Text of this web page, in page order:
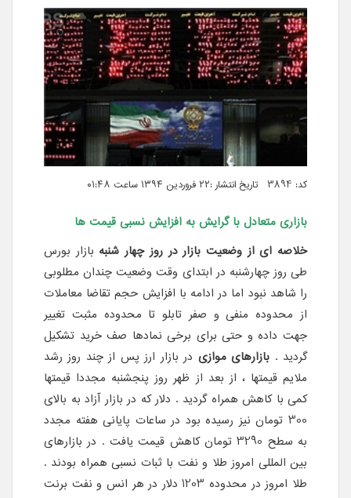
کد: 3894 تاریخ انتشار :۲۲ فروردین ۱۳۹۴ ساعت ۰۱:۴۸
بازاری متعادل با گرایش به افزایش نسبی قیمت ها
خلاصه ای از وضعیت بازار در روز چهار شنبه بازار بورس
طی روز چهارشنبه در ابتدای وقت وضعیت چندان مطلوبی
را شاهد نبود اما در ادامه با افزایش حجم تقاضا معاملات
از محدوده منفی و صفر تابلو تا محدوده مثبت تغییر
جهت داده و حتی برای برخی نمادها صف خرید تشکیل
گردید . بازارهای موازی در بازار ارز پس از چند روز رشد
ملایم قیمتها ، از بعد از ظهر روز پنجشنبه مجددا قیمتها
کمی با کاهش همراه گردید . دلار که در بازار آزاد به بالای
300 تومان نیز رسیده بود در ساعات پایانی هفته مجدد
به سطح 3290 تومان کاهش قیمت یافت . در بازارهای
بین المللی امروز طلا و نفت با ثبات نسبی همراه بودند .
طلا امروز در محدوده 1203 دلار در هر انس و نفت برنت